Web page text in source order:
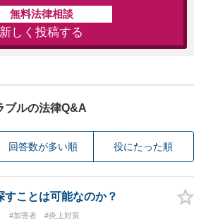
無料法律相談
新しく投稿する
ブルの法律Q&A
回答数が多い順 役にたった順
すことは可能なのか？
#加害者 #炎上対策